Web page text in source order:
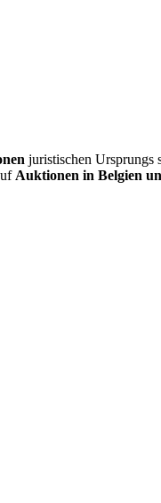
juristischen Ursprungs
Auktionen in Belgien